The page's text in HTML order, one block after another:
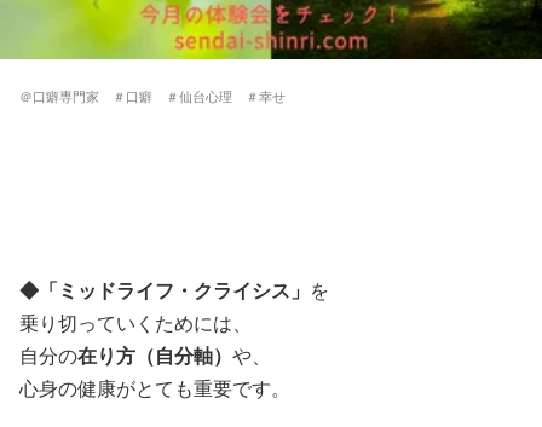
＠口癖専門家 ＃口癖 ＃仙台心理 ＃幸せ
◆「ミッドライフ・クライシス」
を
乗り切っていくためには、
自分の在り方（自分軸） や、
心身の健康がとても重要です。